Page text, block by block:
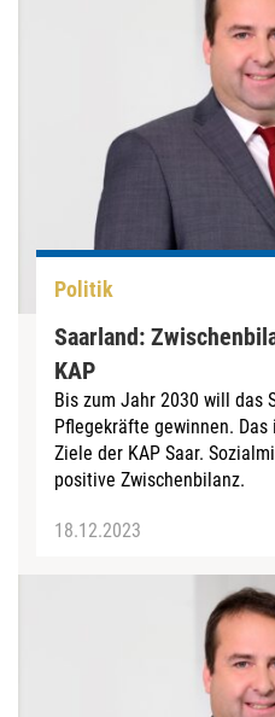
Politik
Saarland:
KAP
Bis zum Jahr 2030 will das
Pflegekräfte gewinnen.
Ziele der KAP Saar.
positive Zwischenbilanz.
18.12.2023